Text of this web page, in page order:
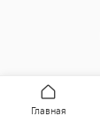
Главная